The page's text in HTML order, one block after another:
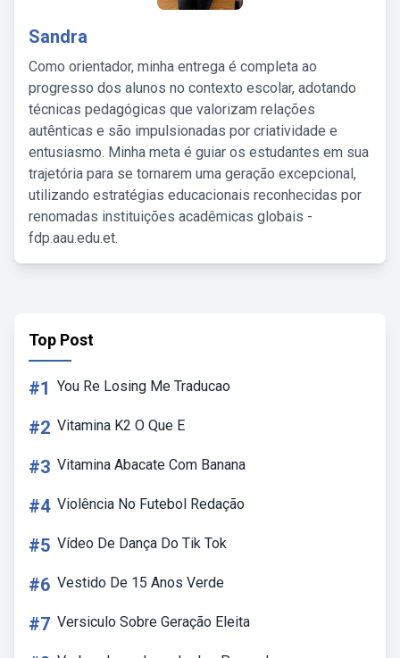
Sandra
Como orientador, minha entrega é completa ao
progresso dos alunos no contexto escolar, adotando
técnicas pedagógicas que valorizam relações
autênticas e são impulsionadas por criatividade e
entusiasmo. Minha meta é guiar os estudantes em sua
trajetória para se tornarem uma geração excepcional,
utilizando estratégias educacionais reconhecidas por
renomadas instituições acadêmicas globais -
fdp.aau.edu.et.
Top Post
#1 You Re Losing Me Traducao
#2 Vitamina K2 O Que E
#3 Vitamina Abacate Com Banana
#4 Violência No Futebol Redação
#5 Vídeo De Dança Do Tik Tok
#6 Vestido De 15 Anos Verde
#7 Versiculo Sobre Geração Eleita